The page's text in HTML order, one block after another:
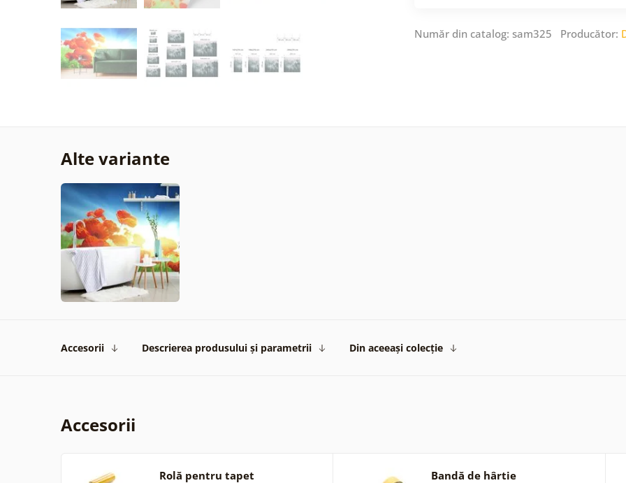
Număr din catalog: sam325 Producător:
Alte variante
Accesorii Descrierea produsului și parametrii Din aceeași colecție
Accesorii
Rolă pentru tapet Bandă de hârtie